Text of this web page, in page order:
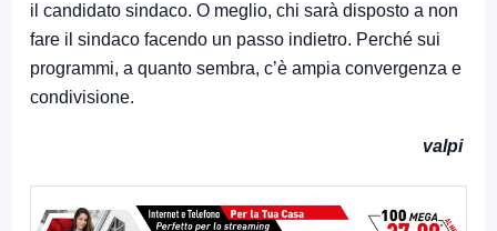
il candidato sindaco. O meglio, chi sarà disposto a non
fare il sindaco facendo un passo indietro. Perché sui
programmi, a quanto sembra, c’è ampia convergenza e
condivisione.
valpi